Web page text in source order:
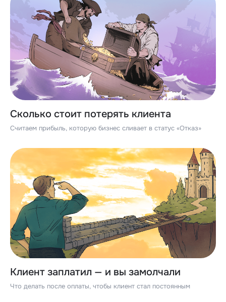
Сколько стоит потерять клиента
Считаем прибыль, которую бизнес сливает в статус «Отказ»
Клиент заплатил — и вы замолчали
Что делать после оплаты, чтобы клиент стал постоянным